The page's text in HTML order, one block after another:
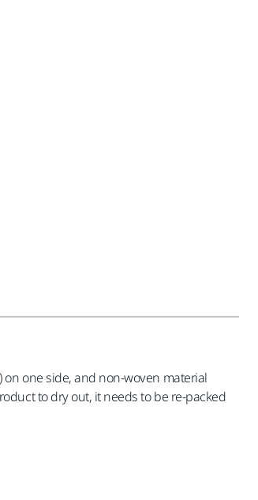
one side, and non-woven material
to dry out, it needs to be re-packed